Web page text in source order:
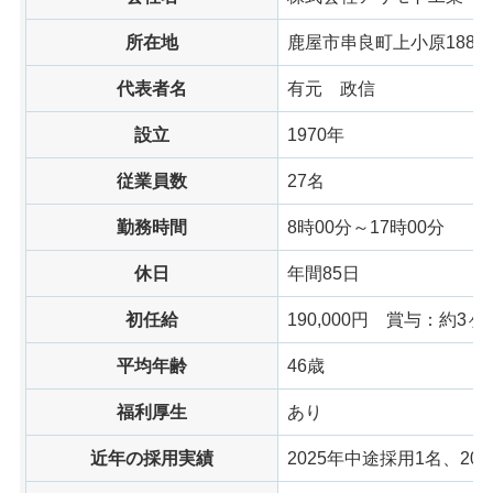
所在地 鹿屋市串良町上小原1888
代表者名 有元 政信
設立 1970年
従業員数 27名
勤務時間 8時00分～17時00分
休日 年間85日
初任給 190,000円 賞与：約3ヶ
平均年齢 46歳
福利厚生 あり
近年の採用実績 2025年中途採用1名、